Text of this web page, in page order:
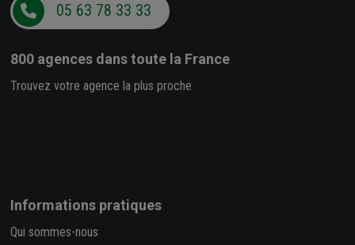
05 63 78 33 33
800 agences dans toute la France
Trouvez votre agence la plus proche
Informations pratiques
Qui sommes-nous